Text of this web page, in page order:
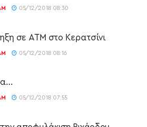
05/12/2018 08:30
σε ΑΤΜ στο Κερατσίνι
05/12/2018 08:16
05/12/2018 07:55